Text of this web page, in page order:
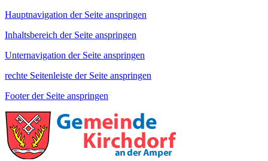
Hauptnavigation der Seite anspringen
Inhaltsbereich der Seite anspringen
Unternavigation der Seite anspringen
rechte Seitenleiste der Seite anspringen
Footer der Seite anspringen